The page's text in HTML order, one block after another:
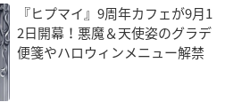
『ヒプマイ』9周年カフェが9月1
2日開幕！悪魔＆天使姿のグラデ
便箋やハロウィンメニュー解禁